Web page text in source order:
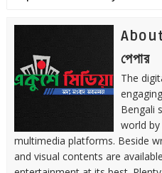
About
পেপার
The
Bengali
world by
multimedia platforms. Beside
and visual contents are